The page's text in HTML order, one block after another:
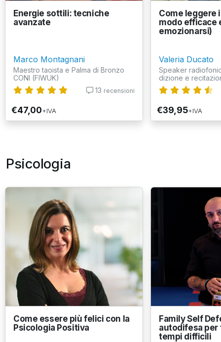
Energie sottili: tecniche
avanzate
Marco Montagnani
Maestro taoista e Palma di Bronzo
CONI (FIWUK)
13 recensioni
€47,00+IVA
Come leggere
modo efficace
emozionarsi)
Valeria Ducato
Speaker
dizione e
€39,95+IVA
Psicologia
Come essere più felici con la
Psicologia Positiva
Family Self
autodifesa per
tempi difficili